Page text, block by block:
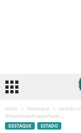
Início Destaque
Ladrão
NhamundáAtrapalhado...
DESTAQUE ESTADO